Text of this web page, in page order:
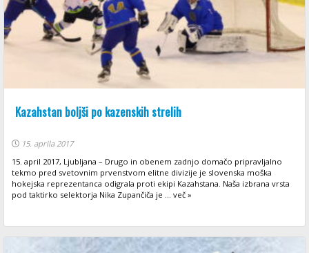
Kazahstan boljši po kazenskih strelih
15. aprila 2017
15. april 2017, Ljubljana – Drugo in obenem zadnjo domačo pripravljalno
tekmo pred svetovnim prvenstvom elitne divizije je slovenska moška
hokejska reprezentanca odigrala proti ekipi Kazahstana. Naša izbrana vrsta
pod taktirko selektorja Nika Zupančiča je ... več »